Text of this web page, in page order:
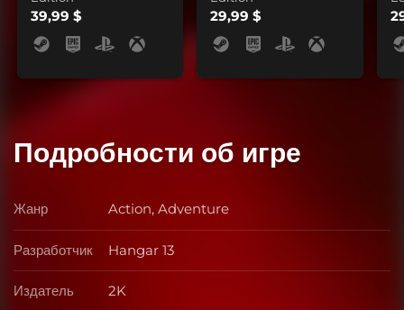
39,99 $ 29,99 $
Подробности об игре
Жанр Жанр
Action, Adventure
Разработчик Разработчик
Hangar 13
Издатель Издатель
2K